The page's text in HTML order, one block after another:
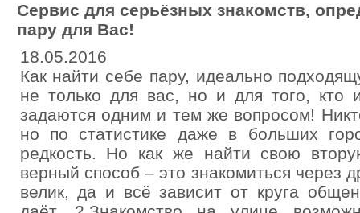
Сервис для серьёзных знакомств,
пару для Вас!
18.05.2016
Как найти себе пару, идеально
не только для вас, но и для того, кто
задаются одним и тем же вопросом!
но по статистике даже в больших
редкость. Но как же найти свою
верный способ – это знакомиться через
велик, да и всё зависит от круга